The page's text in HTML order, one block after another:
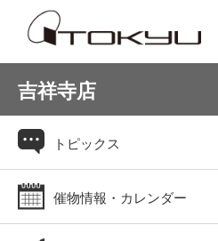
吉祥寺店
トピックス
催物情報・カレンダー